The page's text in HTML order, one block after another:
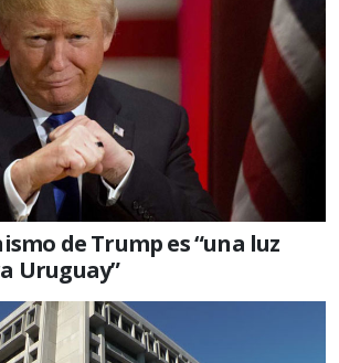
de Trump es “una luz
Uruguay”